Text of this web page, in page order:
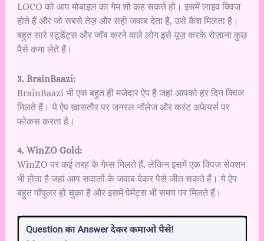
LOCO को आप मोबाइल का गेम शो कह सकते हो। इसमें लाइव क्विज
होते हैं और जो सबसे तेज़ और सही जवाब देता है, उसे कैश मिलता है।
बहुत सारे स्टूडेंट्स और जॉब करने वाले लोग इसे यूज़ करके रोज़ाना कुछ
पैसे कमा लेते हैं।
3. BrainBaazi:
BrainBaazi भी एक बहुत ही मजेदार ऐप है जहां आपको हर दिन क्विज
मिलते हैं। ये ऐप खासतौर पर जनरल नॉलेज और करंट अफेयर्स पर
फोकस करता है।
4. WinZO Gold:
WinZO पर कई तरह के गेम्स मिलते हैं, लेकिन इसमें एक क्विज सेक्शन
भी होता है जहां आप सवालों के जवाब देकर पैसे जीत सकते हैं। ये ऐप
बहुत पॉपुलर हो चुका है और इसमें पेमेंट्स भी समय पर मिलते हैं।